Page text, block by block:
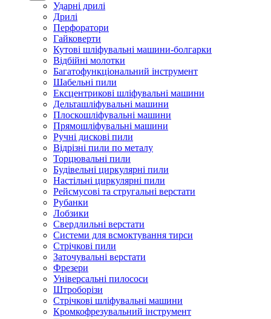
Ударні дрилі
Дрилі
Перфоратори
Гайковерти
Кутові шліфувальні машини-болгарки
Відбійні молотки
Багатофункціональний інструмент
Шабельні пили
Ексцентрикові шліфувальні машини
Дельташліфувальні машини
Плоскошліфувальні машини
Прямошліфувальні машини
Ручні дискові пили
Відрізні пили по металу
Торцювальні пили
Будівельні циркулярні пили
Настільні циркулярні пили
Рейсмусові та стругальні верстати
Рубанки
Лобзики
Свердлильні верстати
Системи для всмоктування тирси
Стрічкові пили
Заточувальні верстати
Фрезери
Універсальні пилососи
Штроборізи
Стрічкові шліфувальні машини
Кромкофрезувальний інструмент